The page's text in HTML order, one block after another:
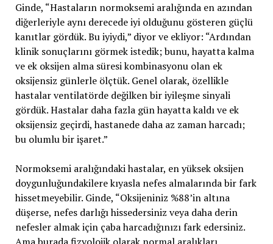
Ginde, “Hastaların normoksemi aralığında en azından
diğerleriyle aynı derecede iyi olduğunu gösteren güçlü
kanıtlar gördük. Bu iyiydi,” diyor ve ekliyor: “Ardından
klinik sonuçlarını görmek istedik; bunu, hayatta kalma
ve ek oksijen alma süresi kombinasyonu olan ek
oksijensiz günlerle ölçtük. Genel olarak, özellikle
hastalar ventilatörde değilken bir iyileşme sinyali
gördük. Hastalar daha fazla gün hayatta kaldı ve ek
oksijensiz geçirdi, hastanede daha az zaman harcadı;
bu olumlu bir işaret.”
Normoksemi aralığındaki hastalar, en yüksek oksijen
doygunluğundakilere kıyasla nefes almalarında bir fark
hissetmeyebilir. Ginde, “Oksijeniniz %88’in altına
düşerse, nefes darlığı hissedersiniz veya daha derin
nefesler almak için çaba harcadığınızı fark edersiniz.